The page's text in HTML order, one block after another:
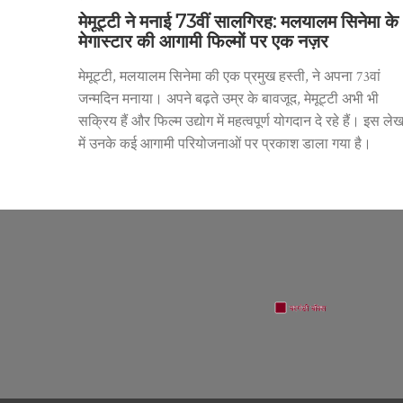
मेमूट्टी ने मनाई 73वीं सालगिरह: मलयालम सिनेमा के
मेगास्टार की आगामी फिल्मों पर एक नज़र
मेमूट्टी, मलयालम सिनेमा की एक प्रमुख हस्ती, ने अपना 73वां
जन्मदिन मनाया। अपने बढ़ते उम्र के बावजूद, मेमूट्टी अभी भी
सक्रिय हैं और फिल्म उद्योग में महत्वपूर्ण योगदान दे रहे हैं। इस लेख
में उनके कई आगामी परियोजनाओं पर प्रकाश डाला गया है।